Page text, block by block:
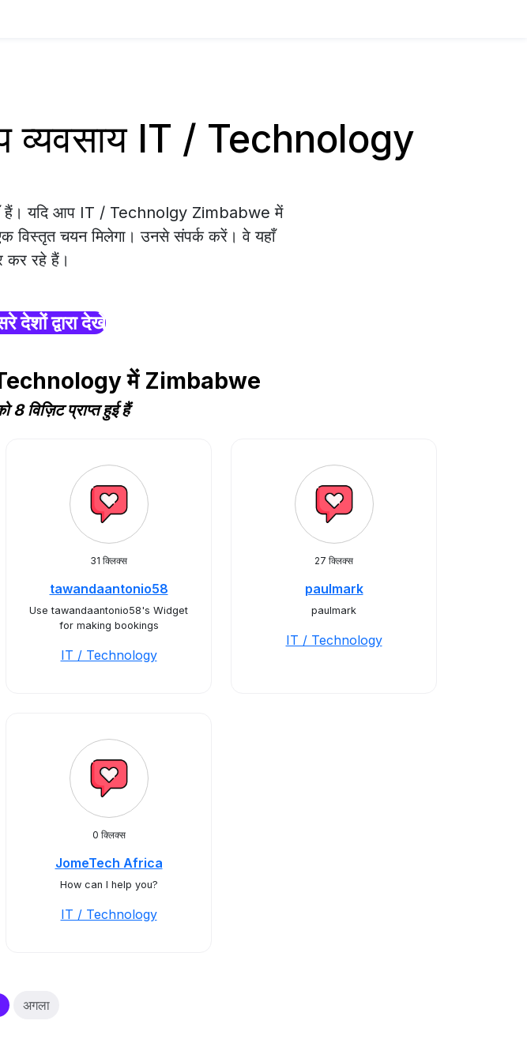
व्यवसाय IT / Technology
हैं। यदि आप IT / Technolgy Zimbabwe में
विस्तृत चयन मिलेगा। उनसे संपर्क करें। वे यहाँ
कर रहे हैं।
देशों द्वारा देखें
/ Technology में Zimbabwe
8 विज़िट प्राप्त हुई हैं
31 क्लिक्स
tawandaantonio58
Use tawandaantonio58's Widget
for making bookings
IT / Technology
27 क्लिक्स
paulmark
paulmark
IT / Technology
0 क्लिक्स
JomeTech Africa
How can I help you?
IT / Technology
अगला